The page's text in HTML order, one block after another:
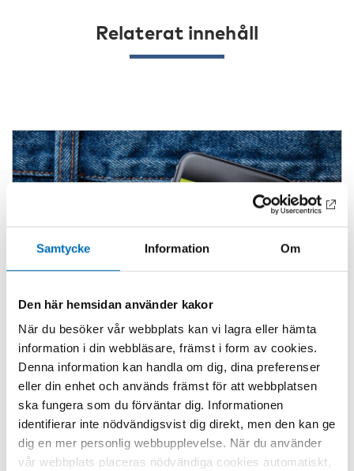
Samtycke Information Om
Den här hemsidan använder kakor
När du besöker vår webbplats kan vi lagra eller hämta
information i din webbläsare, främst i form av cookies.
Denna information kan handla om dig, dina preferenser
eller din enhet och används främst för att webbplatsen
ska fungera som du förväntar dig. Informationen
identifierar inte nödvändigsvist dig direkt, men den kan ge
dig en mer personlig webbupplevelse. När du använder
vår webbplats placeras nödvändiga cookies automatiskt,
Relaterat innehåll
ALKOHOL
Hur alkohol säljs till unga på sociala
medier – och varför det spelar roll
15 apr 2026